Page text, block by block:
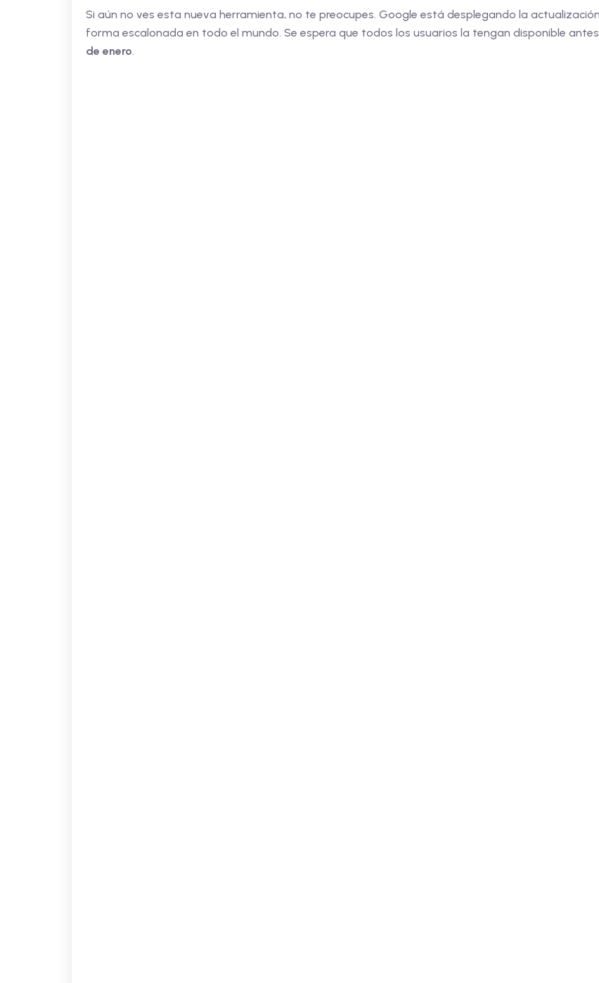
Si aún no ves esta nueva herramienta, no te preocupes. Google está desplegando la
forma escalonada en todo el mundo. Se espera que todos los usuarios la tengan disponible
de enero.